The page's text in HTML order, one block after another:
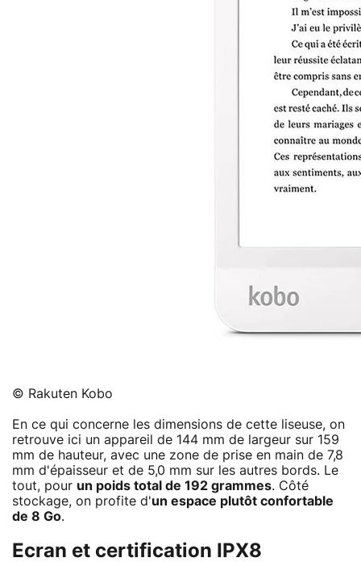
© Rakuten Kobo
En ce qui concerne les dimensions de cette liseuse, on
retrouve ici un appareil de 144 mm de largeur sur 159
mm de hauteur, avec une zone de prise en main de 7,8
mm d'épaisseur et de 5,0 mm sur les autres bords. Le
tout, pour un poids total de 192 grammes. Côté
stockage, on profite d'un espace plutôt confortable
de 8 Go.
Ecran et certification IPX8